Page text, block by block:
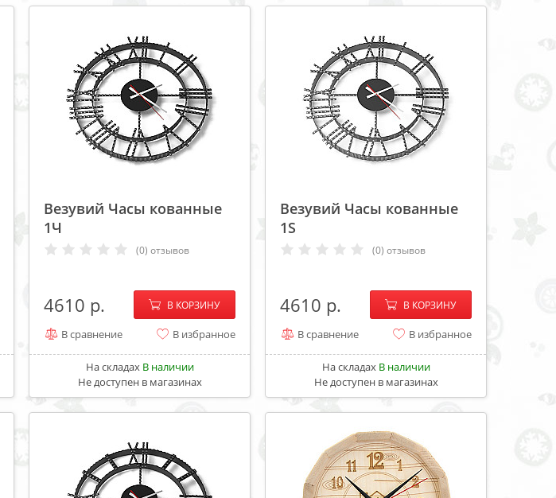
Везувий Часы кованные
1Ч
(0) отзывов
4610 − +
В КОРЗИНУ
В сравнение В избранное
На складах В наличии
Не доступен в магазинах
Везувий Часы кованные
1S
(0) отзывов
4610 − +
В КОРЗИНУ
В сравнение В избранное
На складах В наличии
Не доступен в магазинах